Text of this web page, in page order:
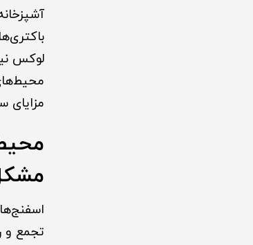
لوکس
مزایای
تجمع و